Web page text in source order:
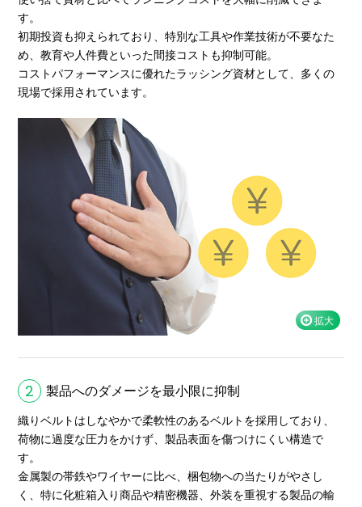
す。
初期投資も抑えられており、特別な工具や作業技術が不要なた
め、教育や人件費といった間接コストも抑制可能。
コストパフォーマンスに優れたラッシング資材として、多くの
現場で採用されています。
2 製品へのダメージを最小限に抑制
織りベルトはしなやかで柔軟性のあるベルトを採用しており、
荷物に過度な圧力をかけず、製品表面を傷つけにくい構造で
す。
金属製の帯鉄やワイヤーに比べ、梱包物への当たりがやさし
く、特に化粧箱入り商品や精密機器、外装を重視する製品の輸